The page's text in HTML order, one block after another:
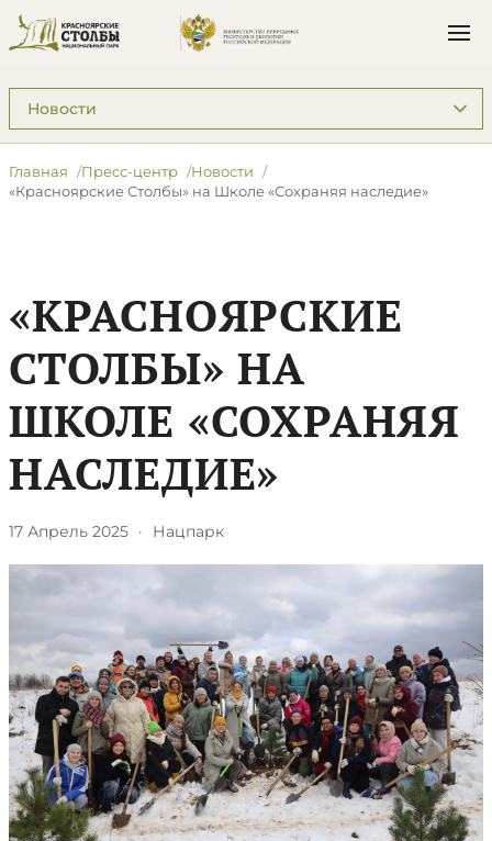
Подразделы: Пресс-центр
Главная Пресс-центр
Новости
«Красноярские Столбы» на Школе «Сохраняя наследие»
«КРАСНОЯРСКИЕ
СТОЛБЫ» НА
ШКОЛЕ «СОХРАНЯЯ
НАСЛЕДИЕ»
17 Апрель 2025 · Нацпарк